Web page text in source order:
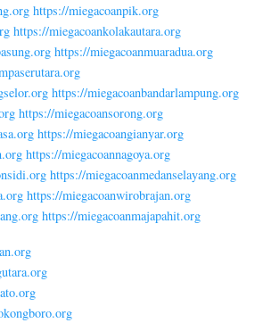
https://miegacoanpik.org
https://miegacoankolakautara.org
https://miegacoanmuaradua.org
https://miegacoanbandarlampung.org
https://miegacoansorong.org
https://miegacoangianyar.org
https://miegacoannagoya.org
https://miegacoanmedanselayang.org
https://miegacoanwirobrajan.org
https://miegacoanmajapahit.org